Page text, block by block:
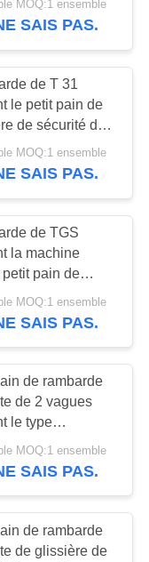
3 faisant la
MOQ:1 ensemble
SAIS PAS.
de T 31
le petit pain de
de sécurité de
de la machine W
la machine
MOQ:1 ensemble
SAIS PAS.
de TGS
la machine
pain de
de sécurité de
formant la
MOQ:1 ensemble
SAIS PAS.
de rambarde
de 2 vagues
le type
de
de
MOQ:1 ensemble
SAIS PAS.
de rambarde
de glissière de